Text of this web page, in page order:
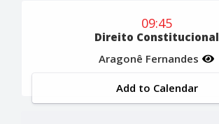
09:45
Direito Constitucional
Aragonê Fernandes
Add to Calendar